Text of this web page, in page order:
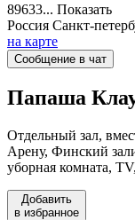
89633... Показать
Россия Санкт-
на карте
Сообщение в чат
Папаша
Отдельный зал,
Арену, Финский
уборная комната,
Добавить
в избранное